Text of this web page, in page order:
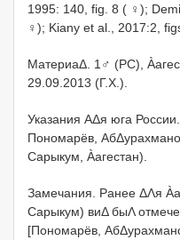
1995: 140, fig. 8 ( ♀);
♀); Kiany et al., 2017:2,
МатериаΔ. 1♂ (PC),
29.09.2013 (Г.Х.).
Указания ΑΔя юга России.
Пономарёв,
Сарыкум, Àагестан).
Замечания. Ранее ΔΛя
Сарыкум) виΔ быΛ
[Пономарёв,